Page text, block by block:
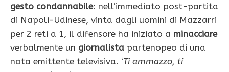
gesto condannabile: nell’immediato post-partita
di Napoli-Udinese, vinta dagli uomini di Mazzarri
per 2 reti a 1, il difensore ha iniziato a minacciare
verbalmente un giornalista partenopeo di una
nota emittente televisiva. ‘Ti ammazzo, ti